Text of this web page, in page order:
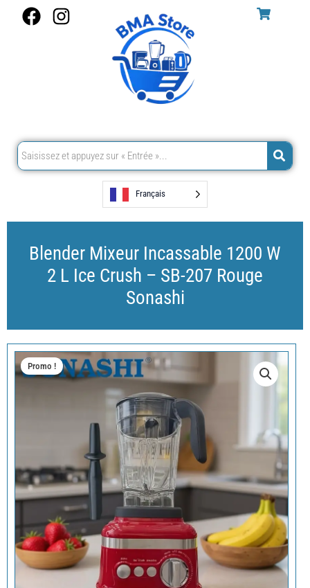
F
k
I
a
m
Français
Blender Mixeur Incassable 1200 W
2 L Ice Crush – SB-207 Rouge
Sonashi
Promo !